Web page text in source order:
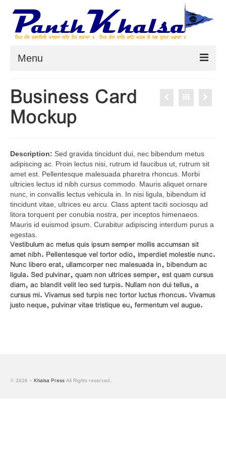
Menu
HukamNama
On This Day
Panthic Articles
How Sikh Scribes & Publishers
Distorted Gurbani
Detailed Vichaar on Mangal Prabandh
ਤੁਸੀਂ ਆਪ ਪੜ੍ਹ ਕੇ ਦੱਸਿਉ ਕਿ ਕੀ ਇਹ ਭਗੌੜਾਪਣ
ਹੈ ਜਾਂ ਯੁੱਧਨੀਤੀ!
Business Card
Mockup
Description: Sed gravida tincidunt dui, nec bibendum metus
adipiscing ac. Proin lectus nisi, rutrum id faucibus ut, rutrum sit
amet est. Pellentesque malesuada pharetra rhoncus. Morbi
ultricies lectus id nibh cursus commodo. Mauris aliquet ornare
nunc, in convallis lectus vehicula in. In nisi ligula, bibendum id
tincidunt vitae, ultrices eu arcu. Class aptent taciti sociosqu ad
litora torquent per conubia nostra, per inceptos himenaeos.
Mauris id euismod ipsum. Curabitur adipiscing interdum purus a
egestas.
Vestibulum ac metus quis ipsum semper mollis accumsan sit
amet nibh. Pellentesque vel tortor odio, imperdiet molestie nunc.
Nunc libero erat, ullamcorper nec malesuada in, bibendum ac
ligula. Sed pulvinar, quam non ultrices semper, est quam cursus
diam, ac blandit velit leo sed turpis. Nullam non dui tellus, a
cursus mi. Vivamus sed turpis nec tortor luctus rhoncus. Vivamus
justo neque, pulvinar vitae tristique eu, fermentum vel augue.
© 2026 - Khalsa Press All Rights reserved.